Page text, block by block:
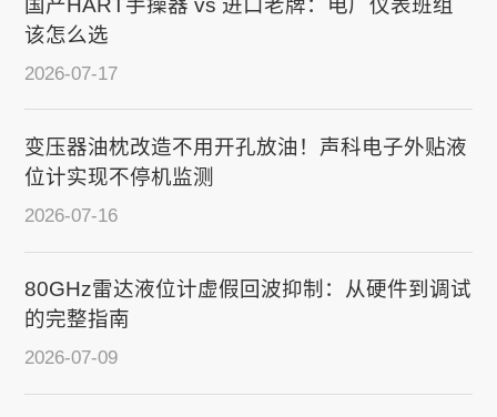
该怎么选
2026-07-17
变压器油枕改造不用开孔放油！声科电子外贴液
位计实现不停机监测
2026-07-16
80GHz雷达液位计虚假回波抑制：从硬件到调试
的完整指南
2026-07-09